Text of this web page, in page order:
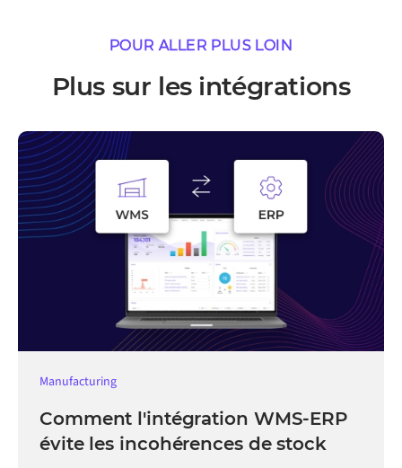
POUR ALLER PLUS LOIN
Plus sur les intégrations
Manufacturing
Comment l'intégration WMS-ERP
évite les incohérences de stock